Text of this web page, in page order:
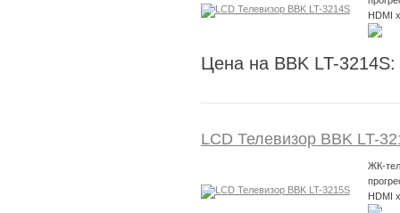
HDMI
Цена на BBK LT-3214S:
LCD Телевизор BBK LT-
ЖК-
HDMI